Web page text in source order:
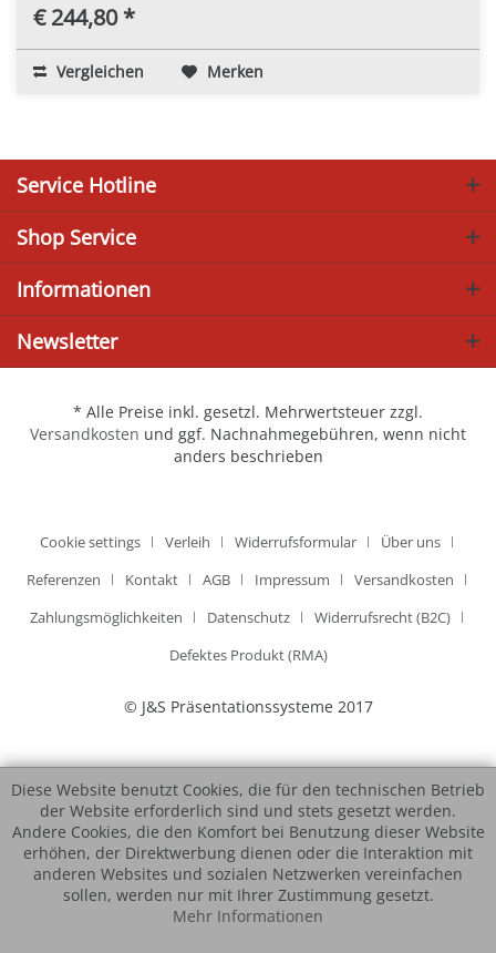
€ 244,80 *
Vergleichen Merken
Service Hotline
Shop Service
Informationen
Newsletter
* Alle Preise inkl. gesetzl. Mehrwertsteuer zzgl.
Versandkosten und ggf. Nachnahmegebühren, wenn nicht
anders beschrieben
Cookie settings Verleih Widerrufsformular
Über uns
Referenzen
Kontakt AGB Impressum
Versandkosten
Zahlungsmöglichkeiten
Datenschutz
Widerrufsrecht (B2C)
Defektes Produkt (RMA)
© J&S Präsentationssysteme 2017
Diese Website benutzt Cookies, die für den technischen Betrieb
der Website erforderlich sind und stets gesetzt werden.
Andere Cookies, die den Komfort bei Benutzung dieser Website
erhöhen, der Direktwerbung dienen oder die Interaktion mit
anderen Websites und sozialen Netzwerken vereinfachen
sollen, werden nur mit Ihrer Zustimmung gesetzt.
Mehr Informationen